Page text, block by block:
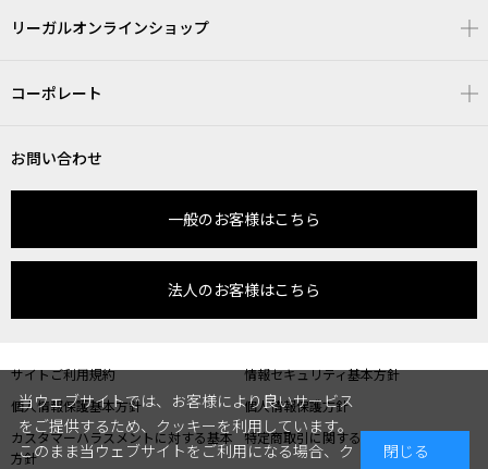
リーガルオンラインショップ
コーポレート
お問い合わせ
一般のお客様はこちら
法人のお客様はこちら
サイトご利用規約
情報セキュリティ基本方針
個人情報保護基本方針
個人情報保護方針
カスタマーハラスメントに対する基本
方針
特定商取引に関する表記
当ウェブサイトでは、お客様により良いサービス
をご提供するため、クッキーを利用しています。
このまま当ウェブサイトをご利用になる場合、ク
閉じる